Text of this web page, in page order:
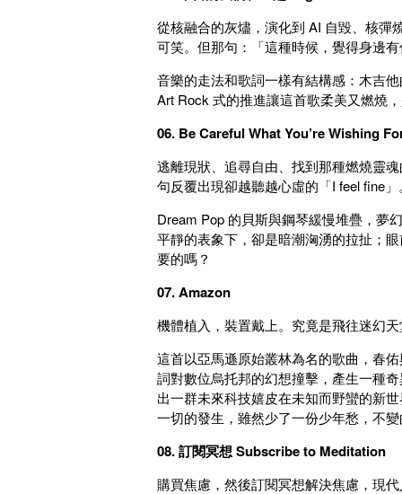
從核融合的灰燼，演化到 AI 自毀、核彈
可笑。但那句：「這種時候，覺得身邊
音樂的走法和歌詞一樣有結構感：木吉
Art Rock 式的推進讓這首歌柔美又燃燒
06. Be Careful What You’re Wishing
逃離現狀、追尋自由、找到那種燃燒靈
句反覆出現卻越聽越心虛的「I feel fine」
Dream Pop 的貝斯與鋼琴緩慢堆疊，夢
平靜的表象下，卻是暗潮洶湧的拉扯；
要的嗎？
07. Amazon
機體植入，裝置戴上。究竟是飛往迷幻
這首以亞馬遜原始叢林為名的歌曲，春
詞對數位烏托邦的幻想撞擊，產生一種
出一群未來科技嬉皮在未知而野蠻的新
一切的發生，雖然少了一份少年愁，不
08. 訂閱冥想 Subscribe to Meditation
購買焦慮，然後訂閱冥想解決焦慮，現